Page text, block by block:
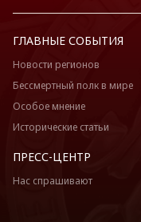
ГЛАВНЫЕ СОБЫТИЯ
Новости регионов
Бессмертный полк в мире
Особое мнение
Исторические статьи
ПРЕСС-ЦЕНТР
Нас спрашивают